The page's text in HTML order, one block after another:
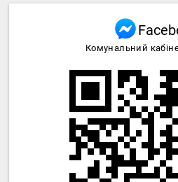
Комунальний